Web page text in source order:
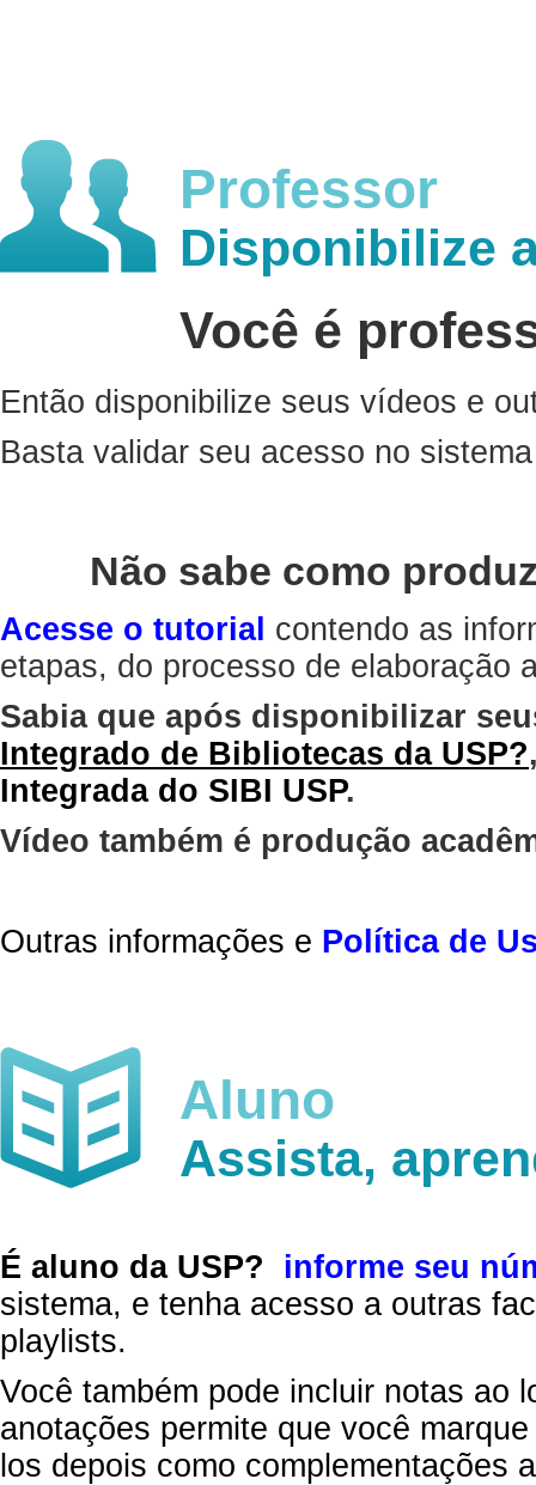
Professor
Disponibilize
Você é
Então disponibilize seus vídeos e
Basta validar seu acesso no
Não sabe como
Acesse o tutorial contendo as
etapas, do processo de elaboração
Sabia que após disponibilizar
Integrado de Bibliotecas da USP?
Integrada do SIBI USP.
Vídeo também é produção
Outras informações e Política de
Aluno
Assista,
É aluno da USP?
informe seu
sistema, e tenha acesso a outras
playlists.
Você também pode incluir notas ao
anotações permite que você
los depois como complementações